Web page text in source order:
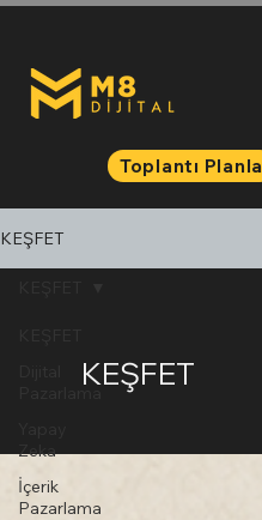
Toplantı Planla
KEŞFET
Zeka
İçerik
Pazarlama
KEŞFET